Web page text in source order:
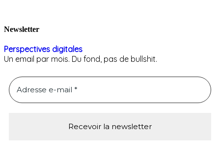
Newsletter
Perspectives digitales
Un email par mois. Du fond, pas de bullshit.